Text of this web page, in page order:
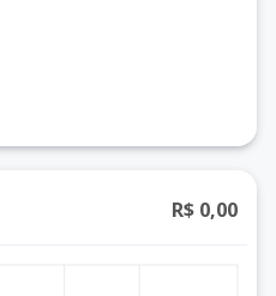
R$ 0,00